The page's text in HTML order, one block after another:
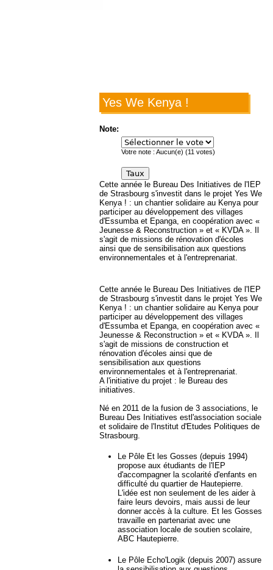
Yes We Kenya !
Note:
Votre note : Aucun(e) (11 votes)
Cette année le Bureau Des Initiatives de l'IEP
de Strasbourg s'investit dans le projet Yes We
Kenya ! : un chantier solidaire au Kenya pour
participer au développement des villages
d'Essumba et Epanga, en coopération avec «
Jeunesse & Reconstruction » et « KVDA ». Il
s'agit de missions de rénovation d'écoles
ainsi que de sensibilisation aux questions
environnementales et à l'entreprenariat.
Cette année le Bureau Des Initiatives de l'IEP
de Strasbourg s'investit dans le projet Yes We
Kenya ! : un chantier solidaire au Kenya pour
participer au développement des villages
d'Essumba et Epanga, en coopération avec «
Jeunesse & Reconstruction » et « KVDA ». Il
s'agit de missions de construction et
rénovation d'écoles ainsi que de
sensibilisation aux questions
environnementales et à l'entreprenariat.
A l'initiative du projet : le Bureau des
initiatives.
Né en 2011 de la fusion de 3 associations, le
Bureau Des Initiatives estl'association sociale
et solidaire de l'Institut d'Etudes Politiques de
Strasbourg.
Le Pôle Et les Gosses (depuis 1994)
propose aux étudiants de l'IEP
d'accompagner la scolarité d'enfants en
difficulté du quartier de Hautepierre.
L'idée est non seulement de les aider à
faire leurs devoirs, mais aussi de leur
donner accès à la culture. Et les Gosses
travaille en partenariat avec une
association locale de soutien scolaire,
ABC Hautepierre.
Le Pôle Echo'Logik (depuis 2007) assure